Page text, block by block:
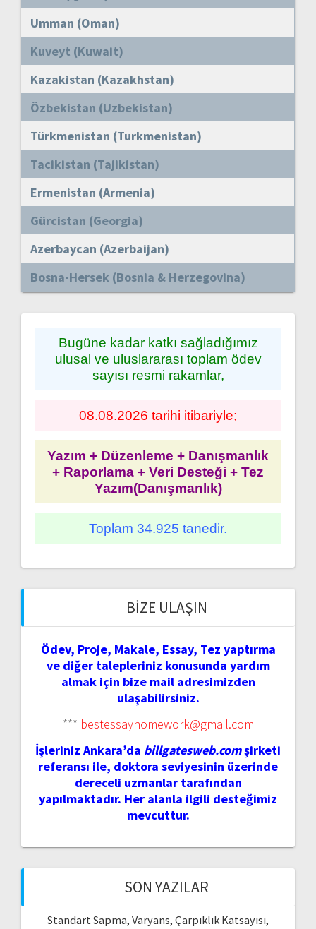
Umman (Oman)
Kuveyt (Kuwait)
Kazakistan (Kazakhstan)
Özbekistan (Uzbekistan)
Türkmenistan (Turkmenistan)
Tacikistan (Tajikistan)
Ermenistan (Armenia)
Gürcistan (Georgia)
Azerbaycan (Azerbaijan)
Bosna-Hersek (Bosnia & Herzegovina)
Bugüne kadar katkı sağladığımız
ulusal ve uluslararası toplam ödev
sayısı resmi rakamlar,
08.08.2026 tarihi itibariyle;
Yazım + Düzenleme + Danışmanlık
+ Raporlama + Veri Desteği + Tez
Yazım(Danışmanlık)
Toplam 34.925 tanedir.
BIZE ULAŞIN
Ödev, Proje, Makale, Essay, Tez yaptırma
ve diğer talepleriniz konusunda yardım
almak için bize mail adresimizden
ulaşabilirsiniz.
*** bestessayhomework@gmail.com
İşleriniz Ankara’da billgatesweb.comşirketi
referansı ile, doktora seviyesinin üzerinde
dereceli uzmanlar tarafından
yapılmaktadır. Her alanla ilgili desteğimiz
mevcuttur.
SON YAZILAR
Standart Sapma, Varyans, Çarpıklık Katsayısı,